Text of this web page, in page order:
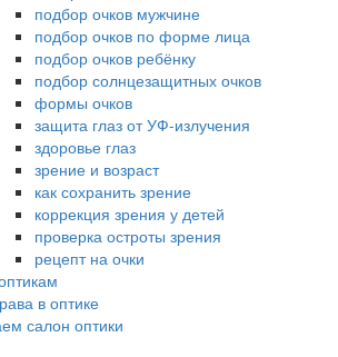
подбор очков мужчине
подбор очков по форме лица
подбор очков ребёнку
подбор солнцезащитных очков
формы очков
защита глаз от УФ-излучения
здоровье глаз
зрение и возраст
как сохранить зрение
коррекция зрения у детей
проверка остроты зрения
рецепт на очки
в оптике
салон оптики